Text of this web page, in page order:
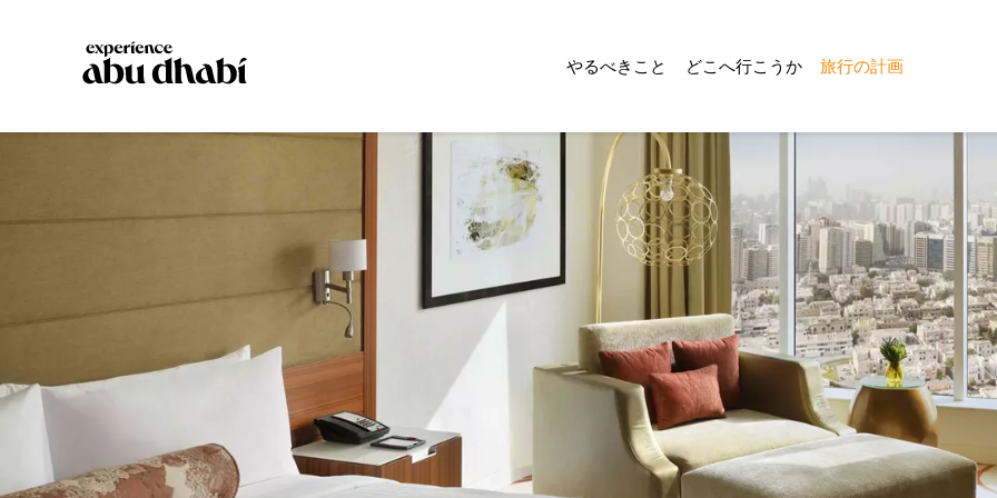
やるべきこと どこへ行こうか 旅行の計画